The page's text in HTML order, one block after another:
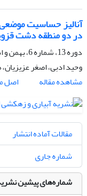
در دو منطقه دشت
دوره 13، شماره 6، بهمن و اسفند 1398، صفحه
وحید ادبی، اصغر عزیزیان،
مشاهده مقاله
اصل
مقالات آماده انتشار
شماره جاری
شماره‌های پیشین